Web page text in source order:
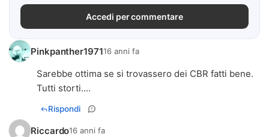
Accedi per commentare
Pinkpanther197116 anni fa
Sarebbe ottima se si trovassero dei CBR fatti bene.
Tutti storti....
Rispondi
Riccardo16 anni fa